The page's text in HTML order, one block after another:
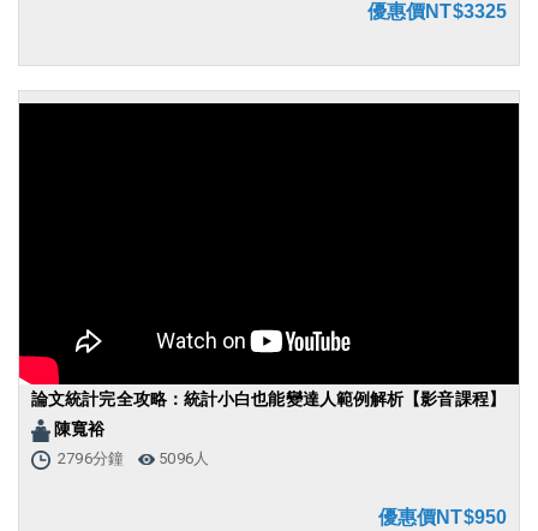
優惠價NT$3325
論文統計完全攻略：統計小白也能變達人範例解析【影音課程】
陳寬裕
2796分鐘 5096人
優惠價NT$950